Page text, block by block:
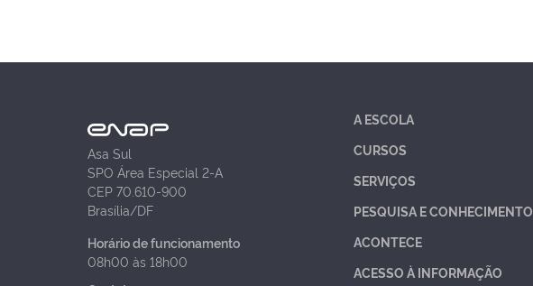
Asa Sul
SPO Área Especial 2-A
CEP 70.610-900
Brasília/DF
Horário de funcionamento
08h00 às 18h00
A ESCOLA
CURSOS
SERVIÇOS
PESQUISA E CONHECIMENTO
ACONTECE
ACESSO À INFORMAÇÃO